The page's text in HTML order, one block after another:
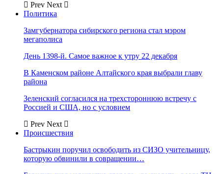
Prev Next
Политика
Замгубернатора сибирского региона стал мэром
мегаполиса
День 1398-й. Самое важное к утру 22 декабря
В Каменском районе Алтайского края выбрали главу
района
Зеленский согласился на трехстороннюю встречу с
Россией и США, но с условием
Prev Next
Происшествия
Бастрыкин поручил освободить из СИЗО учительницу,
которую обвинили в совращении…